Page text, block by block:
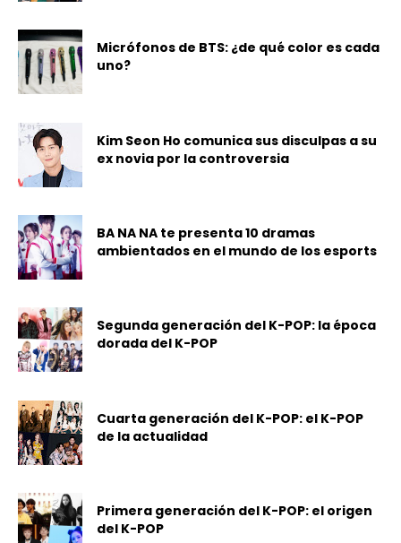
Micrófonos de BTS: ¿de qué color es cada
uno?
Kim Seon Ho comunica sus disculpas a su
ex novia por la controversia
BA NA NA te presenta 10 dramas
ambientados en el mundo de los esports
Segunda generación del K-POP: la época
dorada del K-POP
Cuarta generación del K-POP: el K-POP
de la actualidad
Primera generación del K-POP: el origen
del K-POP